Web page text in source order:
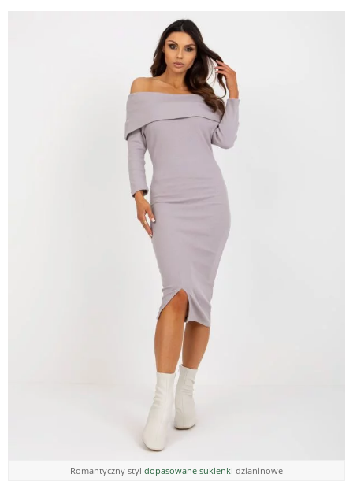
Romantyczny styl dopasowane sukienki dzianinowe